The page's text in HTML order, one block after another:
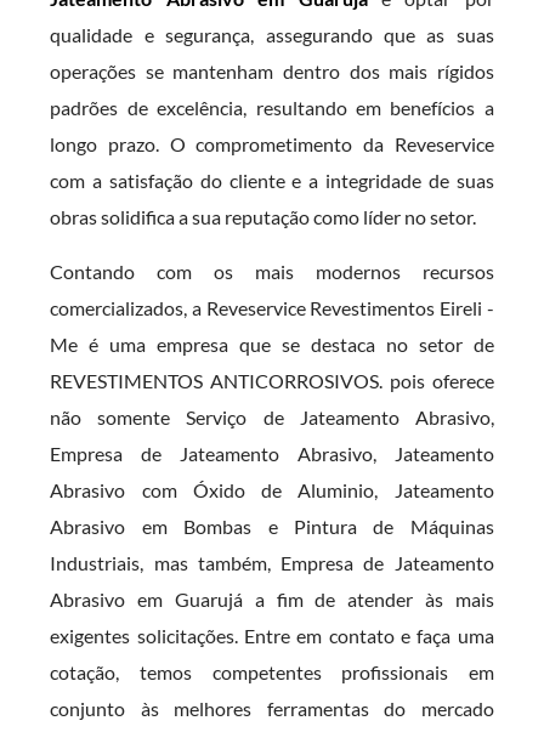
qualidade e segurança, assegurando que as suas
operações se mantenham dentro dos mais rígidos
padrões de excelência, resultando em benefícios a
longo prazo. O comprometimento da Reveservice
com a satisfação do cliente e a integridade de suas
obras solidifica a sua reputação como líder no setor.
Contando com os mais modernos recursos
comercializados, a Reveservice Revestimentos Eireli -
Me é uma empresa que se destaca no setor de
REVESTIMENTOS ANTICORROSIVOS. pois oferece
não somente Serviço de Jateamento Abrasivo,
Empresa de Jateamento Abrasivo, Jateamento
Abrasivo com Óxido de Aluminio, Jateamento
Abrasivo em Bombas e Pintura de Máquinas
Industriais, mas também, Empresa de Jateamento
Abrasivo em Guarujá a fim de atender às mais
exigentes solicitações. Entre em contato e faça uma
cotação, temos competentes profissionais em
conjunto às melhores ferramentas do mercado